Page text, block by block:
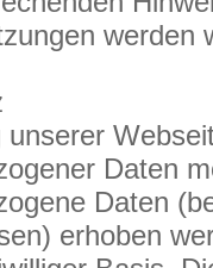
werden
unserer
Daten
Daten
erhoben